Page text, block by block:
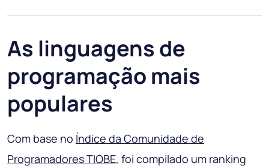
As linguagens de
programação mais
populares
Com base no Índice da Comunidade de
Programadores TIOBE, foi compilado um ranking